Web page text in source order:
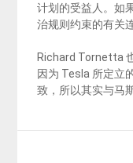
计划的受益人。如
治规则约束的有关
Richard Tornetta
因为 Tesla 所定立
致，所以其实与马